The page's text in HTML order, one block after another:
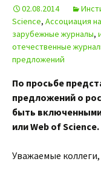
02.08.2014
Science, Ассоциация
зарубежные журналы,
отечественные
предложений
По просьбе
предложений о
быть
или Web of Science.
Уважаемые коллеги,